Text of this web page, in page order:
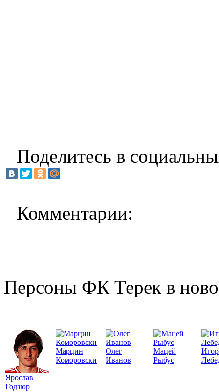
Поделитесь в
Комментарии:
Персоны ФК Терек в
Ярослав
Годзюр
Марцин
Коморовски
Олег
Иванов
Мацей
Рыбус